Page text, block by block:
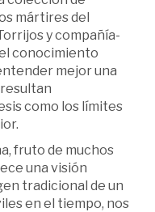
mártires del
y compañía-
conocimiento
mejor una
como los límites
fruto de muchos
una visión
tradicional de un
en el tiempo, nos